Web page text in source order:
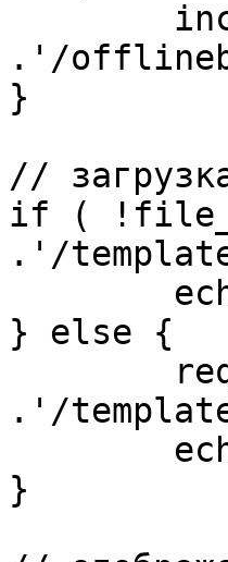
.'/
}
//
if (
.'/
} else {
.'/
}